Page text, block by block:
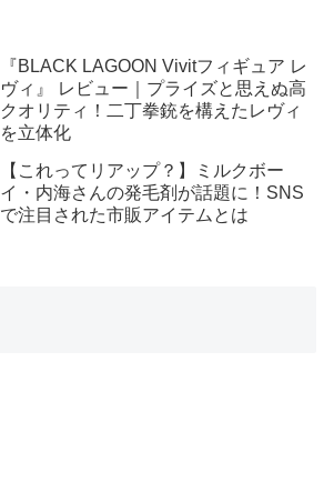
『BLACK LAGOON Vivitフィギュア レ
ヴィ』 レビュー｜プライズと思えぬ高
クオリティ！二丁拳銃を構えたレヴィ
を立体化
【これってリアップ？】ミルクボー
イ・内海さんの発毛剤が話題に！SNS
で注目された市販アイテムとは